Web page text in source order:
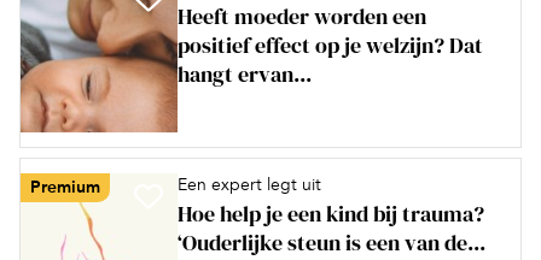
Heeft moeder worden een
positief effect op je welzijn? Dat
hangt ervan...
Premium Een expert legt uit
Hoe help je een kind bij trauma?
‘Ouderlijke steun is een van de...